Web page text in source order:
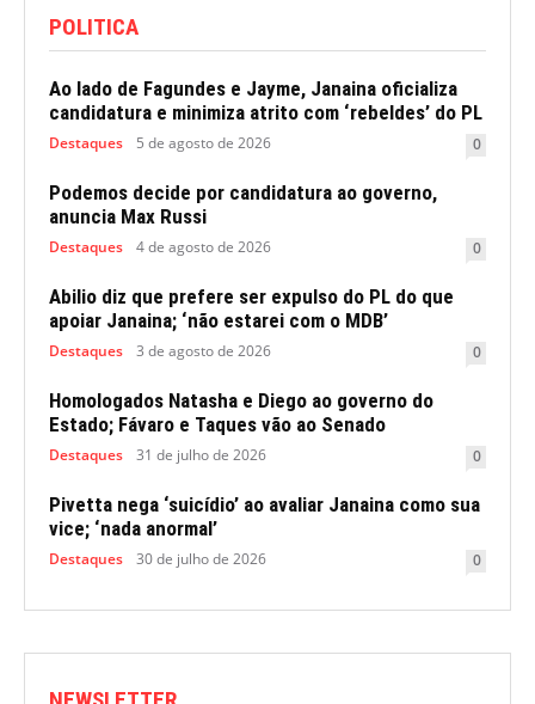
POLITICA
Ao lado de Fagundes e Jayme, Janaina oficializa
candidatura e minimiza atrito com ‘rebeldes’ do PL
Destaques 5 de agosto de 2026 0
Podemos decide por candidatura ao governo,
anuncia Max Russi
Destaques 4 de agosto de 2026 0
Abilio diz que prefere ser expulso do PL do que
apoiar Janaina; ‘não estarei com o MDB’
Destaques 3 de agosto de 2026 0
Homologados Natasha e Diego ao governo do
Estado; Fávaro e Taques vão ao Senado
Destaques 31 de julho de 2026 0
Pivetta nega ‘suicídio’ ao avaliar Janaina como sua
vice; ‘nada anormal’
Destaques 30 de julho de 2026 0